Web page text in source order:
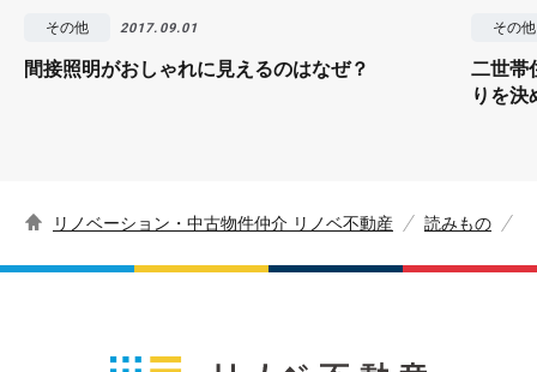
その他 2017.09.01
間接照明がおしゃれに見えるのはなぜ？
その他
二世帯
りを決
リノベーション・中古物件仲介 リノベ不動産 読みもの